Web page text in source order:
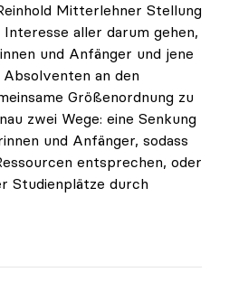
Mitterlehner Stellung
Interesse aller darum gehen,
und Anfänger und jene
an den
Größenordnung zu
zwei Wege: eine Senkung
und Anfänger, sodass
entsprechen, oder
Studienplätze durch
senken oder mehr